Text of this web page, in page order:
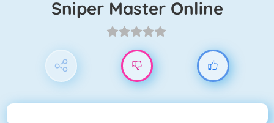
Sniper Master Online